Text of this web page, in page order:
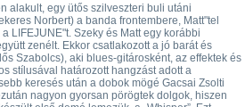
alakult, egy ütős szilveszteri buli utáni
Norbert) a banda frontembere, Matt"tel
LIFEJUNE"t. Szeky és Matt egy korábbi
zenélt. Ekkor csatlakozott a jó barát és
Szabolcs), aki blues-gitárosként, az effektek és
stílusával határozott hangzást adott a
keresés után a dobok mögé Gacsai Zsolti
nagyon gyorsan pörögtek dolgok, hiszen